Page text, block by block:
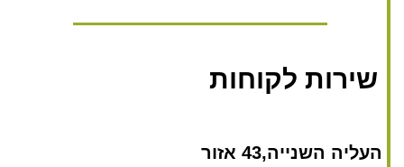
שירות לקוחות
העליה השנייה,43 אזור